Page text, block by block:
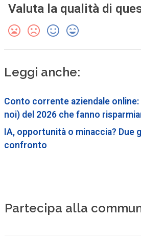
Valuta la qualità di
Leggi anche:
Conto corrente aziendale
noi) del 2026 che fanno
IA, opportunità o minaccia? Due
confronto
Partecipa alla